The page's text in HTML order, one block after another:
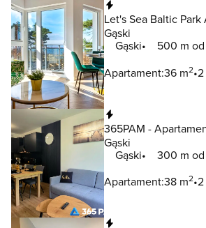
Let's Sea Baltic
Gąski
Gąski
500 m
Apartament:36 m2 2
365PAM -
Gąski
Gąski
300 m
Apartament:38 m2 2